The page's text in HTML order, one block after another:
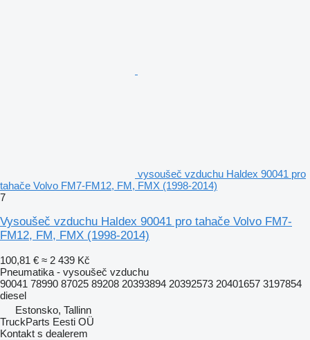
vysoušeč vzduchu Haldex 90041 pro
tahače Volvo FM7-FM12, FM, FMX (1998-2014)
7
Vysoušeč vzduchu Haldex 90041 pro tahače Volvo FM7-
FM12, FM, FMX (1998-2014)
100,81 € ≈ 2 439 Kč
Pneumatika - vysoušeč vzduchu
90041 78990 87025 89208 20393894 20392573 20401657 3197854
diesel
Estonsko, Tallinn
TruckParts Eesti OÜ
Kontakt s dealerem